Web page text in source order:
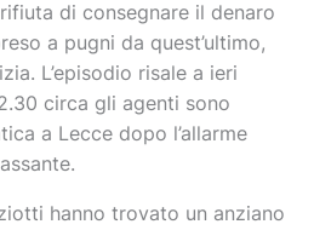
di consegnare il denaro
a pugni da quest’ultimo,
L’episodio risale a ieri
circa gli agenti sono
a Lecce dopo l’allarme
hanno trovato un anziano